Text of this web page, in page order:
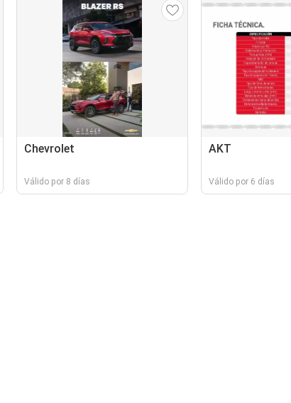
Chevrolet
Válido por 8 días
AKT
Válido por 6 días